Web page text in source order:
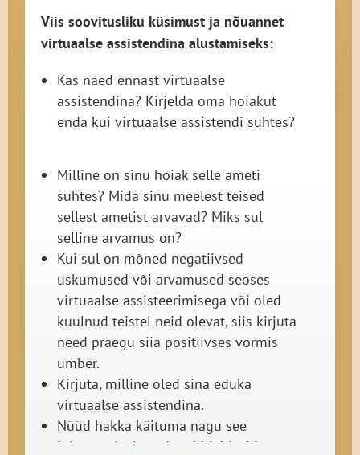
Viis soovitusliku küsimust ja nõuannet
virtuaalse assistendina alustamiseks:
Kas näed ennast virtuaalse
assistendina? Kirjelda oma hoiakut
enda kui virtuaalse assistendi suhtes?
Milline on sinu hoiak selle ameti
suhtes? Mida sinu meelest teised
sellest ametist arvavad? Miks sul
selline arvamus on?
Kui sul on mõned negatiivsed
uskumused või arvamused seoses
virtuaalse assisteerimisega või oled
kuulnud teistel neid olevat, siis kirjuta
need praegu siia positiivses vormis
ümber.
Kirjuta, milline oled sina eduka
virtuaalse assistendina.
Nüüd hakka käituma nagu see
inimene, keda sa just kirjeldasid.